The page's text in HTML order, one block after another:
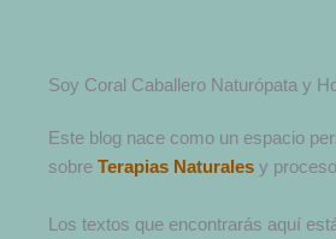
Soy Coral Caballero Naturópata y
Este blog nace como un espacio
sobre Terapias Naturales y
Los textos que encontrarás aquí